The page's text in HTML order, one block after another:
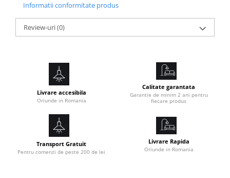
etc
Informatii conformitate produs
Review-uri(0)
Livrare accesibila
Oriunde in Romania
Calitate garantata
Garantie de minim 2 ani pentru
fiecare produs
Transport Gratuit
Pentru comenzi de peste 200 de lei
Livrare Rapida
Oriunde in Romania